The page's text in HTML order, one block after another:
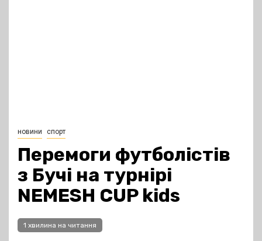
новини спорт
Перемоги футболістів
з Бучі на турнірі
NEMESH CUP kids
1 хвилина на читання